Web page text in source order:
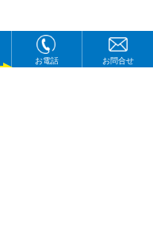
お電話 お問合せ